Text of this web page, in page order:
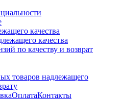
качества
качества
по качеству и возврат
товаров надлежащего
ОплатаКонтакты